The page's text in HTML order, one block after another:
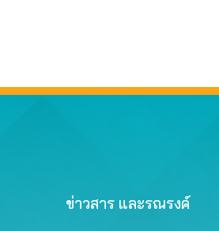
ข่าวสาร และรณรงค์